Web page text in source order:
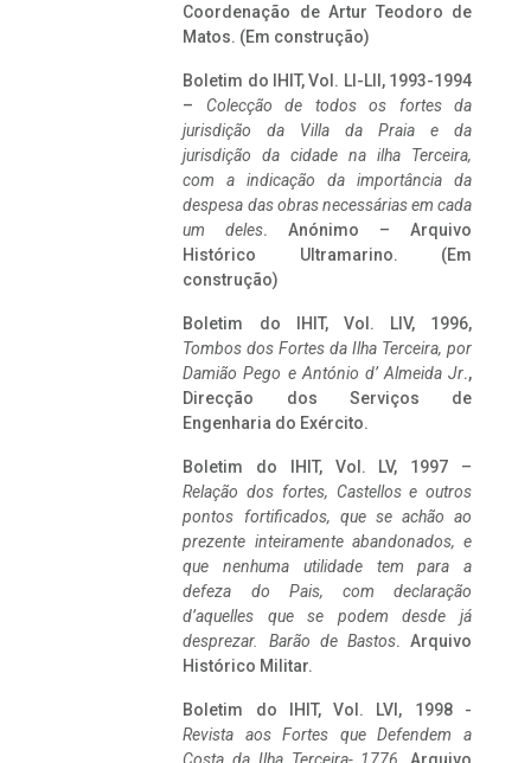
Coordenação de Artur Teodoro de
Matos. (Em construção)
Boletim do IHIT, Vol. LI-LII, 1993-1994
– Colecção de todos os fortes da
jurisdição da Villa da Praia e da
jurisdição da cidade na ilha Terceira,
com a indicação da importância da
despesa das obras necessárias em cada
um deles. Anónimo – Arquivo
Histórico Ultramarino. (Em
construção)
Boletim do IHIT, Vol. LIV, 1996,
Tombos dos Fortes da Ilha Terceira, por
Damião Pego e António d’ Almeida Jr.,
Direcção dos Serviços de
Engenharia do Exército.
Boletim do IHIT, Vol. LV, 1997 –
Relação dos fortes, Castellos e outros
pontos fortificados, que se achão ao
prezente inteiramente abandonados, e
que nenhuma utilidade tem para a
defeza do Pais, com declaração
d’aquelles que se podem desde já
desprezar. Barão de Bastos. Arquivo
Histórico Militar.
Boletim do IHIT, Vol. LVI, 1998 -
Revista aos Fortes que Defendem a